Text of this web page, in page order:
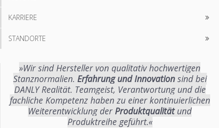
KARRIERE
STANDORTE
»Wir sind Hersteller von qualitativ hochwertigen
Stanznormalien. Erfahrung und Innovationsind bei
DANLY Realität. Teamgeist, Verantwortung und die
fachliche Kompetenz haben zu einer kontinuierlichen
Weiterentwicklung derProduktqualitätund
Produktreihe geführt.«